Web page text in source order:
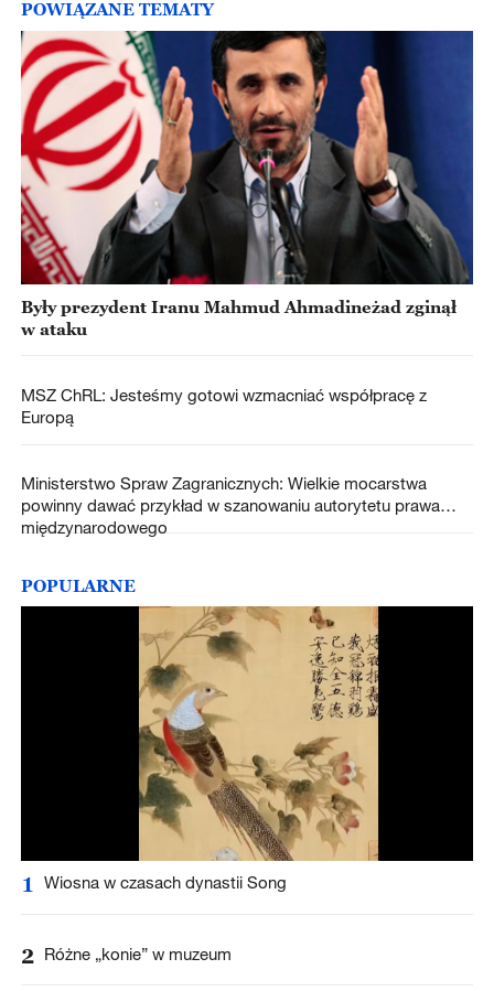
POWIĄZANE TEMATY
Były prezydent Iranu Mahmud Ahmadineżad zginął
w ataku
MSZ ChRL: Jesteśmy gotowi wzmacniać współpracę z
Europą
Ministerstwo Spraw Zagranicznych: Wielkie mocarstwa
powinny dawać przykład w szanowaniu autorytetu prawa
międzynarodowego
POPULARNE
1 Wiosna w czasach dynastii Song
2 Różne „konie” w muzeum